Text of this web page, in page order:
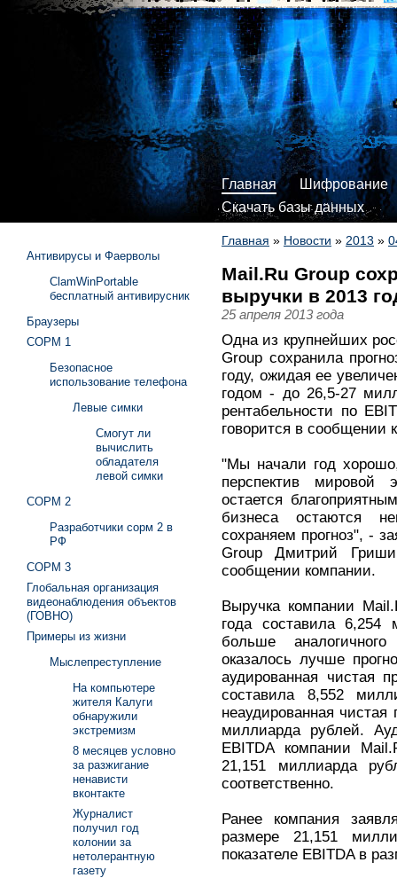
Главная
Шифрование
Скачать базы данных
Главная » Новости » 2013 »
Mail.Ru Group
выручки в 2013
25 апреля 2013 года
Одна из крупнейших
Group сохранила
году, ожидая ее
годом - до 26,5-27
рентабельности по
говорится в сообщении
"Мы начали год
перспектив мировой
остается
бизнеса остаются
сохраняем прогноз", -
Group Дмитрий
сообщении компании.
Выручка компании
года составила
больше
оказалось лучше
аудированная чистая
составила 8,552
неаудированная
миллиарда рублей.
EBITDA компании
21,151 миллиарда
соответственно.
Ранее компания
размере 21,151
показателе EBITDA в
Антивирусы и Фаерволы
ClamWinPortable
бесплатный антивирусник
Браузеры
СОРМ 1
Безопасное
использование телефона
Левые симки
Смогут ли
вычислить
обладателя
левой симки
СОРМ 2
Разработчики сорм 2 в
РФ
СОРМ 3
Глобальная организация
видеонаблюдения объектов
(ГОВНО)
Примеры из жизни
Мыслепреступление
На компьютере
жителя Калуги
обнаружили
экстремизм
8 месяцев условно
за разжигание
ненависти
вконтакте
Журналист
получил год
колонии за
нетолерантную
газету